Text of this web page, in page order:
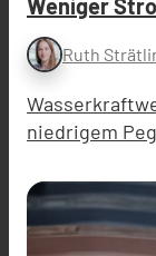
Weniger
Ruth
niedrigem